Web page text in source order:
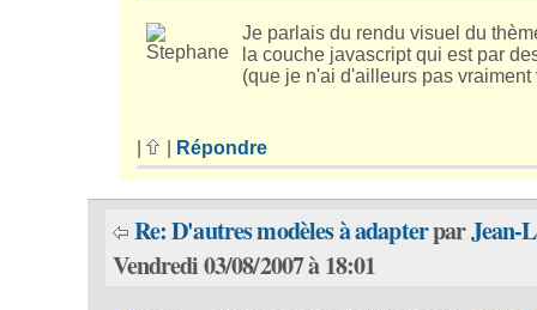
Je parlais du rendu visuel du
la couche javascript qui est par
(que je n'ai d'ailleurs pas vraiment
Répondre
Re: D'autres modèles à adapterparJean-
Vendredi 03/08/2007 à 18:01